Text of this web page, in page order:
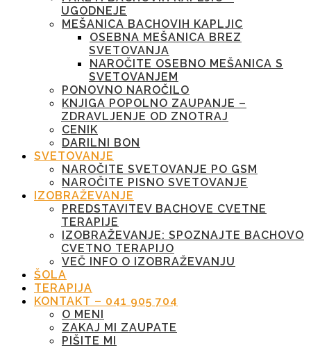
UGODNEJE
MEŠANICA BACHOVIH KAPLJIC
OSEBNA MEŠANICA BREZ
SVETOVANJA
NAROČITE OSEBNO MEŠANICA S
SVETOVANJEM
PONOVNO NAROČILO
KNJIGA POPOLNO ZAUPANJE –
ZDRAVLJENJE OD ZNOTRAJ
CENIK
DARILNI BON
SVETOVANJE
NAROČITE SVETOVANJE PO GSM
NAROČITE PISNO SVETOVANJE
IZOBRAŽEVANJE
PREDSTAVITEV BACHOVE CVETNE
TERAPIJE
IZOBRAŽEVANJE: SPOZNAJTE BACHOVO
CVETNO TERAPIJO
VEČ INFO O IZOBRAŽEVANJU
ŠOLA
TERAPIJA
KONTAKT – 041 905 704
O MENI
ZAKAJ MI ZAUPATE
PIŠITE MI